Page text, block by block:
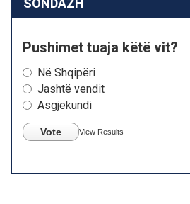
SONDAZH
Pushimet tuaja këtë vit?
Në Shqipëri
Jashtë vendit
Asgjëkundi
Vote View Results